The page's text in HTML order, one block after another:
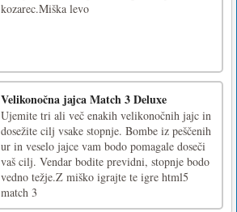
kozarec.Miška levo
Velikonočna jajca Match 3 Deluxe
Ujemite tri ali več enakih velikonočnih jajc in
dosežite cilj vsake stopnje. Bombe iz peščenih
ur in veselo jajce vam bodo pomagale doseči
vaš cilj. Vendar bodite previdni, stopnje bodo
vedno težje.Z miško igrajte te igre html5
match 3